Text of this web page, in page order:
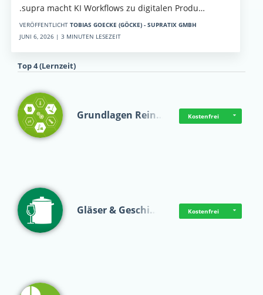
.supra macht KI Workflows zu digitalen Produ…
VERÖFFENTLICHT TOBIAS GOECKE (GÖCKE) - SUPRATIX GMBH
JUNI 6, 2026 | 3 MINUTEN LESEZEIT
Top 4 (Lernzeit)
Grundlagen Rein… Kostenfrei
Gläser & Geschi… Kostenfrei